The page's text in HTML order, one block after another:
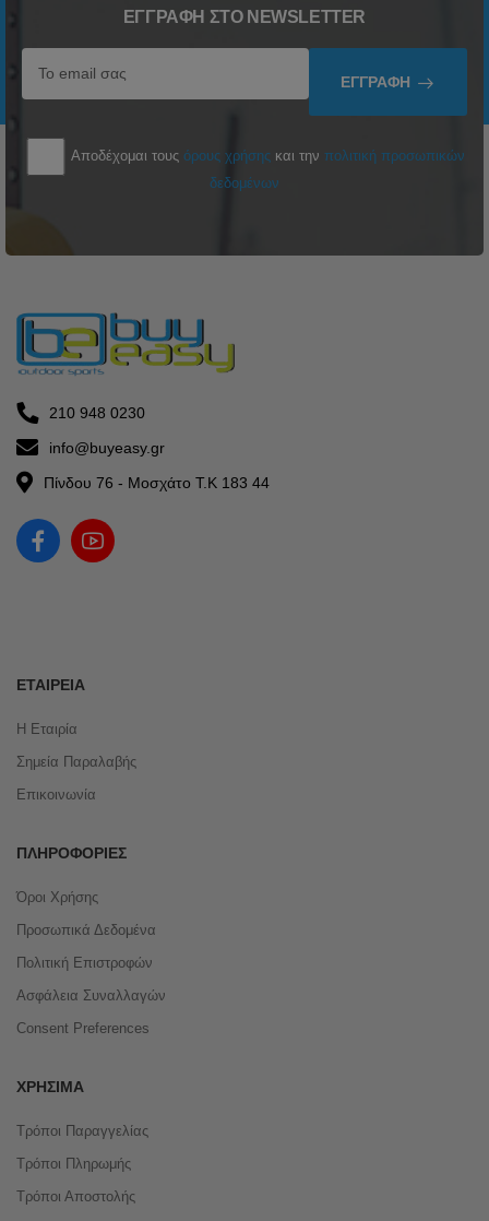
ΕΓΓΡΑΦΉ ΣΤΟ NEWSLETTER
ΕΓΓΡΑΦΉ
Αποδέχομαι τους όρους χρήσης και την πολιτική προσωπικών
δεδομένων
210 948 0230
info@buyeasy.gr
Πίνδου 76 - Μοσχάτο Τ.Κ 183 44
ΕΤΑΙΡΕΊΑ
Η Εταιρία
Σημεία Παραλαβής
Επικοινωνία
ΠΛΗΡΟΦΟΡΊΕΣ
Όροι Χρήσης
Προσωπικά Δεδομένα
Πολιτική Επιστροφών
Ασφάλεια Συναλλαγών
Consent Preferences
ΧΡΉΣΙΜΑ
Τρόποι Παραγγελίας
Τρόποι Πληρωμής
Τρόποι Αποστολής